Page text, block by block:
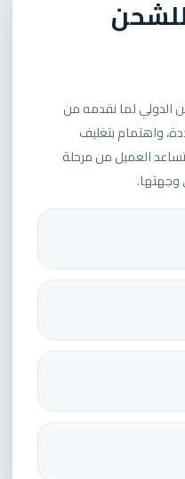
الدولي لما نقدمه من
واهتمام بتغليف
العميل من مرحلة
وجهتها.